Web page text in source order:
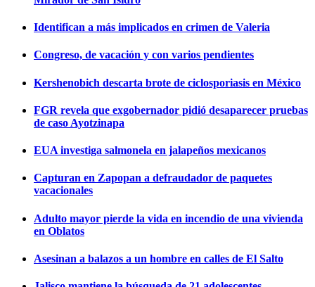
Identifican a más implicados en crimen de Valeria
Congreso, de vacación y con varios pendientes
Kershenobich descarta brote de ciclosporiasis en México
FGR revela que exgobernador pidió desaparecer pruebas
de caso Ayotzinapa
EUA investiga salmonela en jalapeños mexicanos
Capturan en Zapopan a defraudador de paquetes
vacacionales
Adulto mayor pierde la vida en incendio de una vivienda
en Oblatos
Asesinan a balazos a un hombre en calles de El Salto